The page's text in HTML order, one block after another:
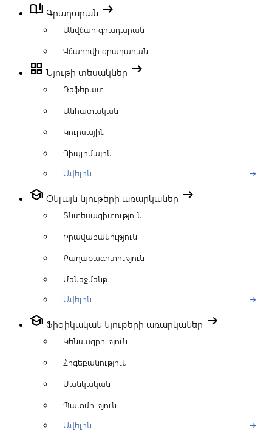
book_ribbon Գրադարան arrow_right_alt
Անվճար գրադարան
Վճարովի գրադարան
grid_view Նյութի տեսակներ arrow_right_alt
Ռեֆերատ
Անհատական
Կուրսային
Դիպլոմային
Ավելին
arrow_right_alt
school Օնլայն նյութերի առարկաներ arrow_right_alt
Տնտեսագիտություն
Իրավաբանություն
Քաղաքագիտություն
Մենեջմենթ
Ավելին
arrow_right_alt
school Ֆիզիկական նյութերի առարկաներ arrow_right_alt
Կենսագրություն
Հոգեբանություն
Մանկական
Պատմություն
Ավելին
arrow_right_alt